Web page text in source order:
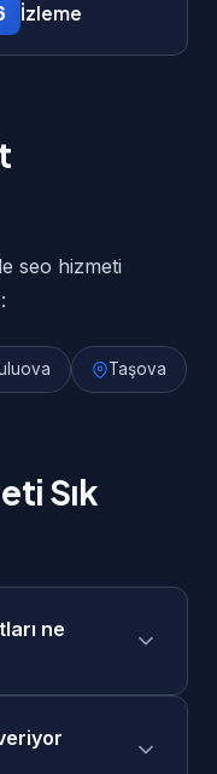
İzleme
seo hizmeti
Taşova
Sık
ne